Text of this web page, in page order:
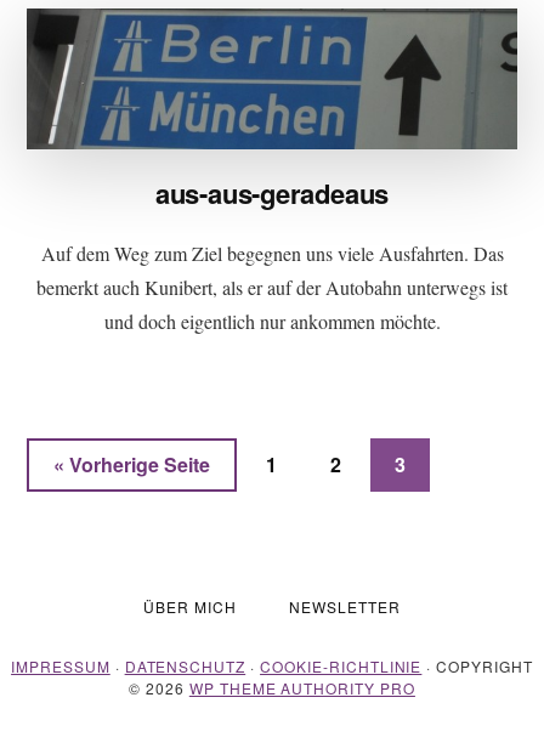
aus-aus-geradeaus
Auf dem Weg zum Ziel begegnen uns viele Ausfahrten. Das
bemerkt auch Kunibert, als er auf der Autobahn unterwegs ist
und doch eigentlich nur ankommen möchte.
« Vorherige SeiteaufrufenSeite
1 Seite
2 Seite
3
ÜBER MICH NEWSLETTER
IMPRESSUM · DATENSCHUTZ ·COOKIE-RICHTLINIE · COPYRIGHT
© 2026 WP THEME AUTHORITY PRO